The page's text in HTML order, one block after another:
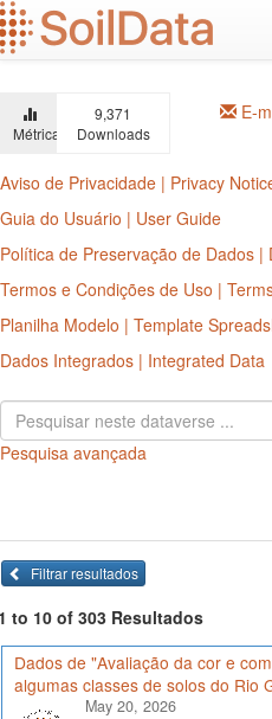
Ir
para
o
principal
Métricas
9,371
Downloads
E-
Aviso de Privacidade | Privacy
Guia do Usuário | User Guide
Política de Preservação de Dados |
Termos e Condições de Uso |
Planilha Modelo | Template
Dados Integrados | Integrated Data
Pesquisa avançada
Filtrar resultados
to 10 of 303 Resultados
Dados de "Avaliação da cor e
algumas classes de solos do Rio
May 20, 2026